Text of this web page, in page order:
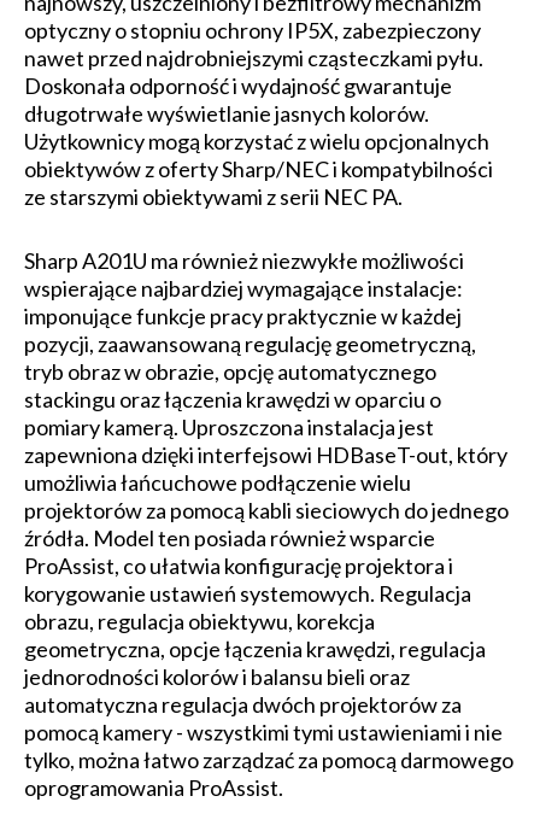
optyczny o stopniu ochrony IP5X, zabezpieczony
nawet przed najdrobniejszymi cząsteczkami pyłu.
Doskonała odporność i wydajność gwarantuje
długotrwałe wyświetlanie jasnych kolorów.
Użytkownicy mogą korzystać z wielu opcjonalnych
obiektywów z oferty Sharp/NEC i kompatybilności
ze starszymi obiektywami z serii NEC PA.
Sharp A201U ma również niezwykłe możliwości
wspierające najbardziej wymagające instalacje:
imponujące funkcje pracy praktycznie w każdej
pozycji, zaawansowaną regulację geometryczną,
tryb obraz w obrazie, opcję automatycznego
stackingu oraz łączenia krawędzi w oparciu o
pomiary kamerą. Uproszczona instalacja jest
zapewniona dzięki interfejsowi HDBaseT-out, który
umożliwia łańcuchowe podłączenie wielu
projektorów za pomocą kabli sieciowych do jednego
źródła. Model ten posiada również wsparcie
ProAssist, co ułatwia konfigurację projektora i
korygowanie ustawień systemowych. Regulacja
obrazu, regulacja obiektywu, korekcja
geometryczna, opcje łączenia krawędzi, regulacja
jednorodności kolorów i balansu bieli oraz
automatyczna regulacja dwóch projektorów za
pomocą kamery - wszystkimi tymi ustawieniami i nie
tylko, można łatwo zarządzać za pomocą darmowego
oprogramowania ProAssist.